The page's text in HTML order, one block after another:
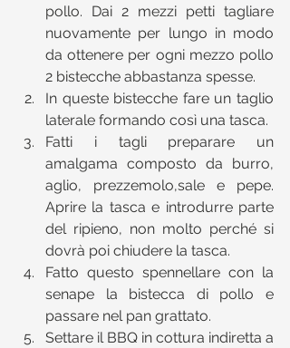
pollo. Dai 2 mezzi petti tagliare
nuovamente per lungo in modo
da ottenere per ogni mezzo pollo
2 bistecche abbastanza spesse.
In queste bistecche fare un taglio
Fatti i tagli preparare un
amalgama composto da burro,
aglio, prezzemolo,sale e pepe.
Aprire la tasca e introdurre parte
del ripieno, non molto perché si
dovrà poi chiudere la tasca.
Fatto questo spennellare con la
senape la bistecca di pollo e
passare nel pan grattato.
Settare il BBQ in cottura indiretta a